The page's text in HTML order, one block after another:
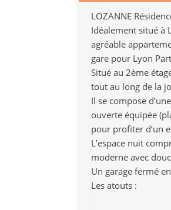
LOZANNE
Idéalement situé à
agréable
gare pour Lyon
Situé au 2ème
tout au long de la
Il se compose
ouverte équipée
pour profiter d’un
L’espace nuit
moderne avec
Un garage fermé
Les atouts :